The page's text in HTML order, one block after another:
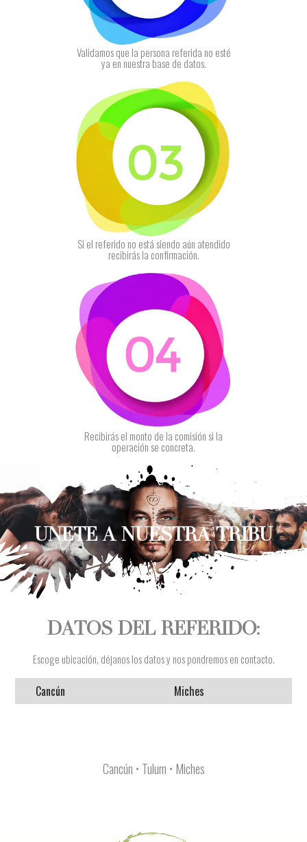
Validamos que la persona referida no esté
ya en nuestra base de datos.
Si el referido no está siendo aún atendido
recibirás la confirmación.
Recibirás el monto de la comisión si la
operación se concreta.
UNETE A NUESTRA TRIBU
DATOS DEL REFERIDO:
Escoge ubicación, déjanos los datos y nos pondremos en contacto.
Cancún Miches
Cancún • Tulum • Miches